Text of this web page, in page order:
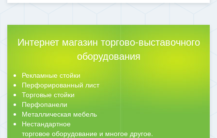
Интернет магазин торгово-выставочного
оборудования
Рекламные стойки
Перфорированный лист
Торговые стойки
Перфопанели
Металлическая мебель
Нестандартное
торговое оборудование и многое другое.